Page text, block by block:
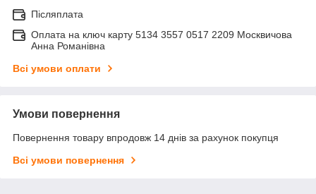
Післяплата
Оплата на ключ карту 5134 3557 0517 2209 Москвичова
Анна Романівна
Всі умови оплати
Умови повернення
Повернення товару впродовж 14 днів за рахунок покупця
Всі умови повернення